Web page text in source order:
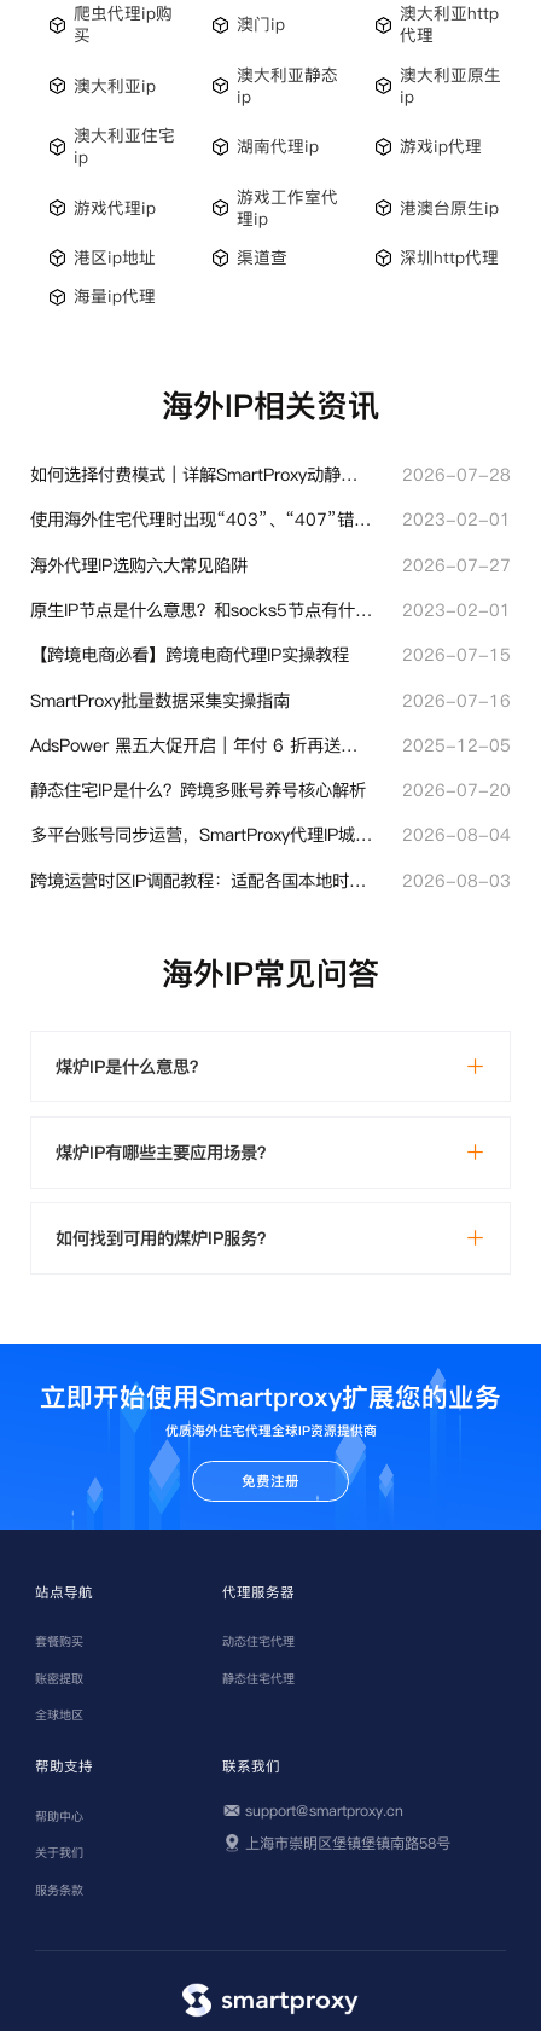
爬虫代理ip购
买
澳门ip
澳大利亚http
代理
澳大利亚ip
澳大利亚静态
ip
澳大利亚原生
ip
澳大利亚住宅
ip
湖南代理ip 游戏ip代理
游戏代理ip
游戏工作室代
理ip
港澳台原生ip
港区ip地址 渠道查
深圳http代理
海量ip代理
海外IP相关资讯
如何选择付费模式｜详解SmartProxy动静态计费体系
2026-07-28
使用海外住宅代理时出现“403”、“407”错误代码时代表什么？
2023-02-01
海外代理IP选购六大常见陷阱
2026-07-27
原生IP节点是什么意思？和socks5节点有什么区别？
2023-02-01
【跨境电商必看】跨境电商代理IP实操教程
2026-07-15
SmartProxy批量数据采集实操指南
2026-07-16
AdsPower 黑五大促开启｜年付 6 折再送半年＋豪礼抽奖
2025-12-05
静态住宅IP是什么？跨境多账号养号核心解析
2026-07-20
多平台账号同步运营，SmartProxy代理IP城市定位功能有哪些实用价值
2026-08-04
跨境运营时区IP调配教程：适配各国本地时区设置方法
2026-08-03
海外IP常见问答
煤炉IP是什么意思？
煤炉IP有哪些主要应用场景？
如何找到可用的煤炉IP服务？
立即开始使用Smartproxy扩展您的业务
优质海外住宅代理全球IP资源提供商
免费注册
站点导航
套餐购买
账密提取
全球地区
代理服务器
动态住宅代理
静态住宅代理
帮助支持
帮助中心
关于我们
服务条款
联系我们
support@smartproxy.cn
上海市崇明区堡镇堡镇南路58号